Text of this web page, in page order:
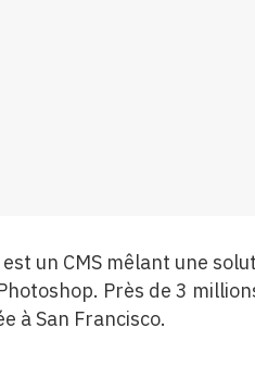
un CMS mêlant une
Près de 3
à San Francisco.